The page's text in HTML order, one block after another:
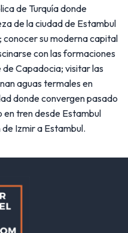
de Turquía donde
de la ciudad de Estambul
conocer su moderna capital
con las formaciones
Capadocia; visitar las
aguas termales en
donde convergen pasado
en tren desde Estambul
Izmir a Estambul.